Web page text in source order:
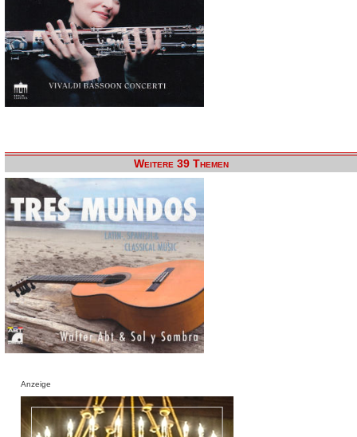
Weitere 39 Themen
Anzeige